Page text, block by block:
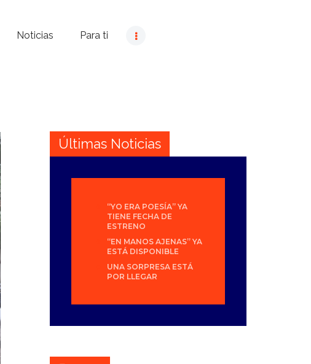
Noticias Para ti
Últimas Noticias
“YO ERA POESÍA” YA
TIENE FECHA DE
ESTRENO
“EN MANOS AJENAS” YA
ESTÁ DISPONIBLE
UNA SORPRESA ESTÁ
POR LLEGAR